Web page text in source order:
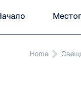
You are
Home